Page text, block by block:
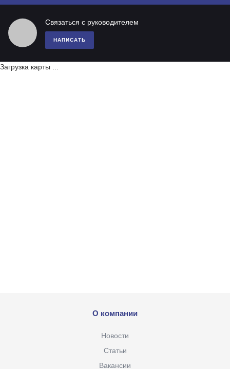
Связаться с руководителем
НАПИСАТЬ
Загрузка карты ...
О компании
Новости
Статьи
Вакансии